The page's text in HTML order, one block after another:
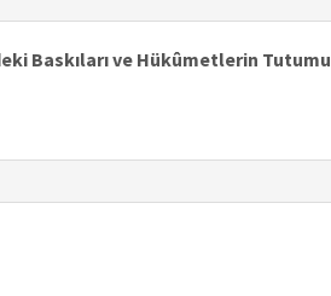
Baskıları ve Hükûmetlerin Tutumu